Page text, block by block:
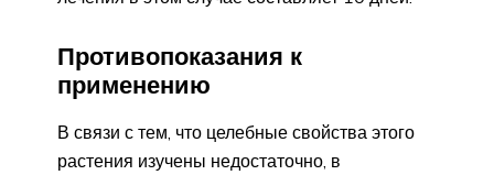
Противопоказания к
применению
В связи с тем, что целебные свойства этого
растения изучены недостаточно, в